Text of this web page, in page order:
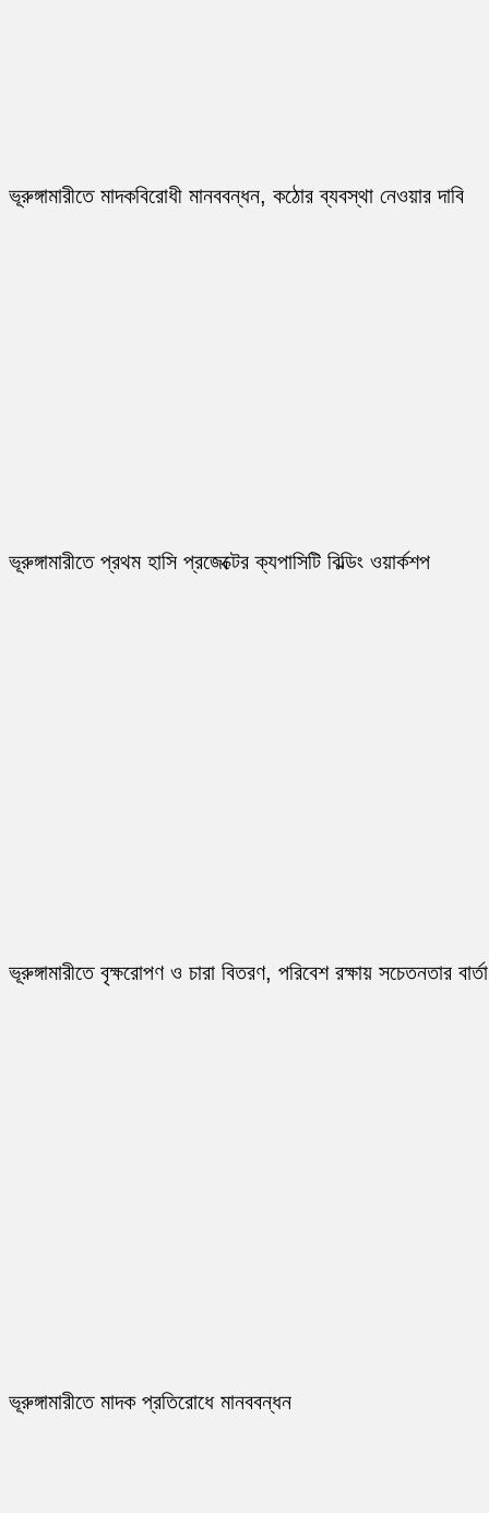
ভূরুঙ্গামারীতে মাদকবিরোধী মানববন্ধন, কঠোর ব্যবস্থা নেওয়ার দাবি
ভূরুঙ্গামারীতে প্রথম হাসি প্রজেক্টের ক্যপাসিটি বিল্ডিং ওয়ার্কশপ
ভূরুঙ্গামারীতে বৃক্ষরোপণ ও চারা বিতরণ, পরিবেশ রক্ষায় সচেতনতার বার্তা
ভূরুঙ্গামারীতে মাদক প্রতিরোধে মানববন্ধন